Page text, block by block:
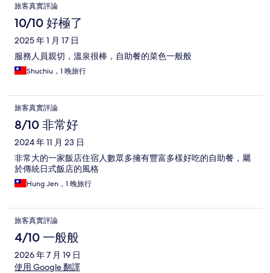
旅客真實評論
10/10 好極了
2025 年 1 月 17 日
服務人員親切，溫泉很棒，自助餐的菜色一般般
Shuchiu，1 晚旅行
旅客真實評論
8/10 非常好
2024 年 11 月 23 日
非常大的一家飯店住宿人數眾多擁有豐富多樣好吃的自助餐，屬
於傳統日式飯店的風格
Hung Jen，1 晚旅行
旅客真實評論
4/10 一般般
2026 年 7 月 19 日
使用 Google 翻譯